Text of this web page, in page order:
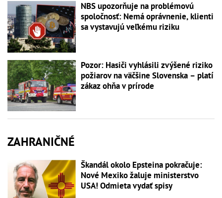
NBS upozorňuje na problémovú
spoločnosť: Nemá oprávnenie, klienti
sa vystavujú veľkému riziku
Pozor: Hasiči vyhlásili zvýšené riziko
požiarov na väčšine Slovenska – platí
zákaz ohňa v prírode
ZAHRANIČNÉ
Škandál okolo Epsteina pokračuje:
Nové Mexiko žaluje ministerstvo
USA! Odmieta vydať spisy